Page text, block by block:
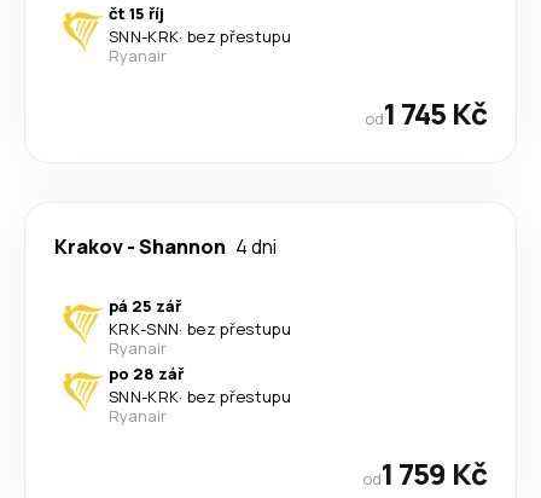
čt 15 říj
SNN-KRK· bez přestupu
Ryanair
od1 745 Kč
Krakov-Shannon 4 dni
pá 25 zář
KRK-SNN· bez přestupu
Ryanair
po 28 zář
SNN-KRK· bez přestupu
Ryanair
od1 759 Kč